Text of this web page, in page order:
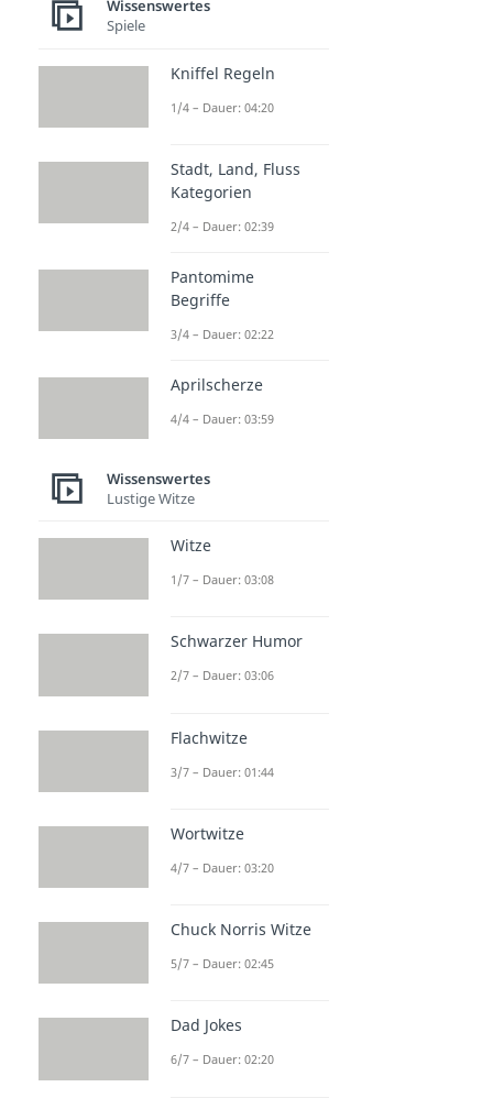
Paradigma Bedeutung
Dauer: 03:12
dito Bedeutung
Wissenswertes
Spiele
Kniffel Regeln
1/4 – Dauer: 04:20
Stadt, Land, Fluss
Kategorien
2/4 – Dauer: 02:39
Pantomime
Begriffe
3/4 – Dauer: 02:22
Aprilscherze
4/4 – Dauer: 03:59
Wissenswertes
Lustige Witze
Witze
1/7 – Dauer: 03:08
Schwarzer Humor
2/7 – Dauer: 03:06
Flachwitze
3/7 – Dauer: 01:44
Wortwitze
4/7 – Dauer: 03:20
Chuck Norris Witze
5/7 – Dauer: 02:45
Dad Jokes
6/7 – Dauer: 02:20